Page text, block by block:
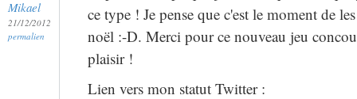
Mikael
21/12/2012
permalien
ce type ! Je pense que c'est le moment de
noël :-D. Merci pour ce nouveau jeu
plaisir !
Lien vers mon statut Twitter :